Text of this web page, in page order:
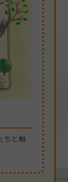
ちと触
ちと触
ちと触
ちと触
ちと触
さも、
さも、
「ひ
「ひ